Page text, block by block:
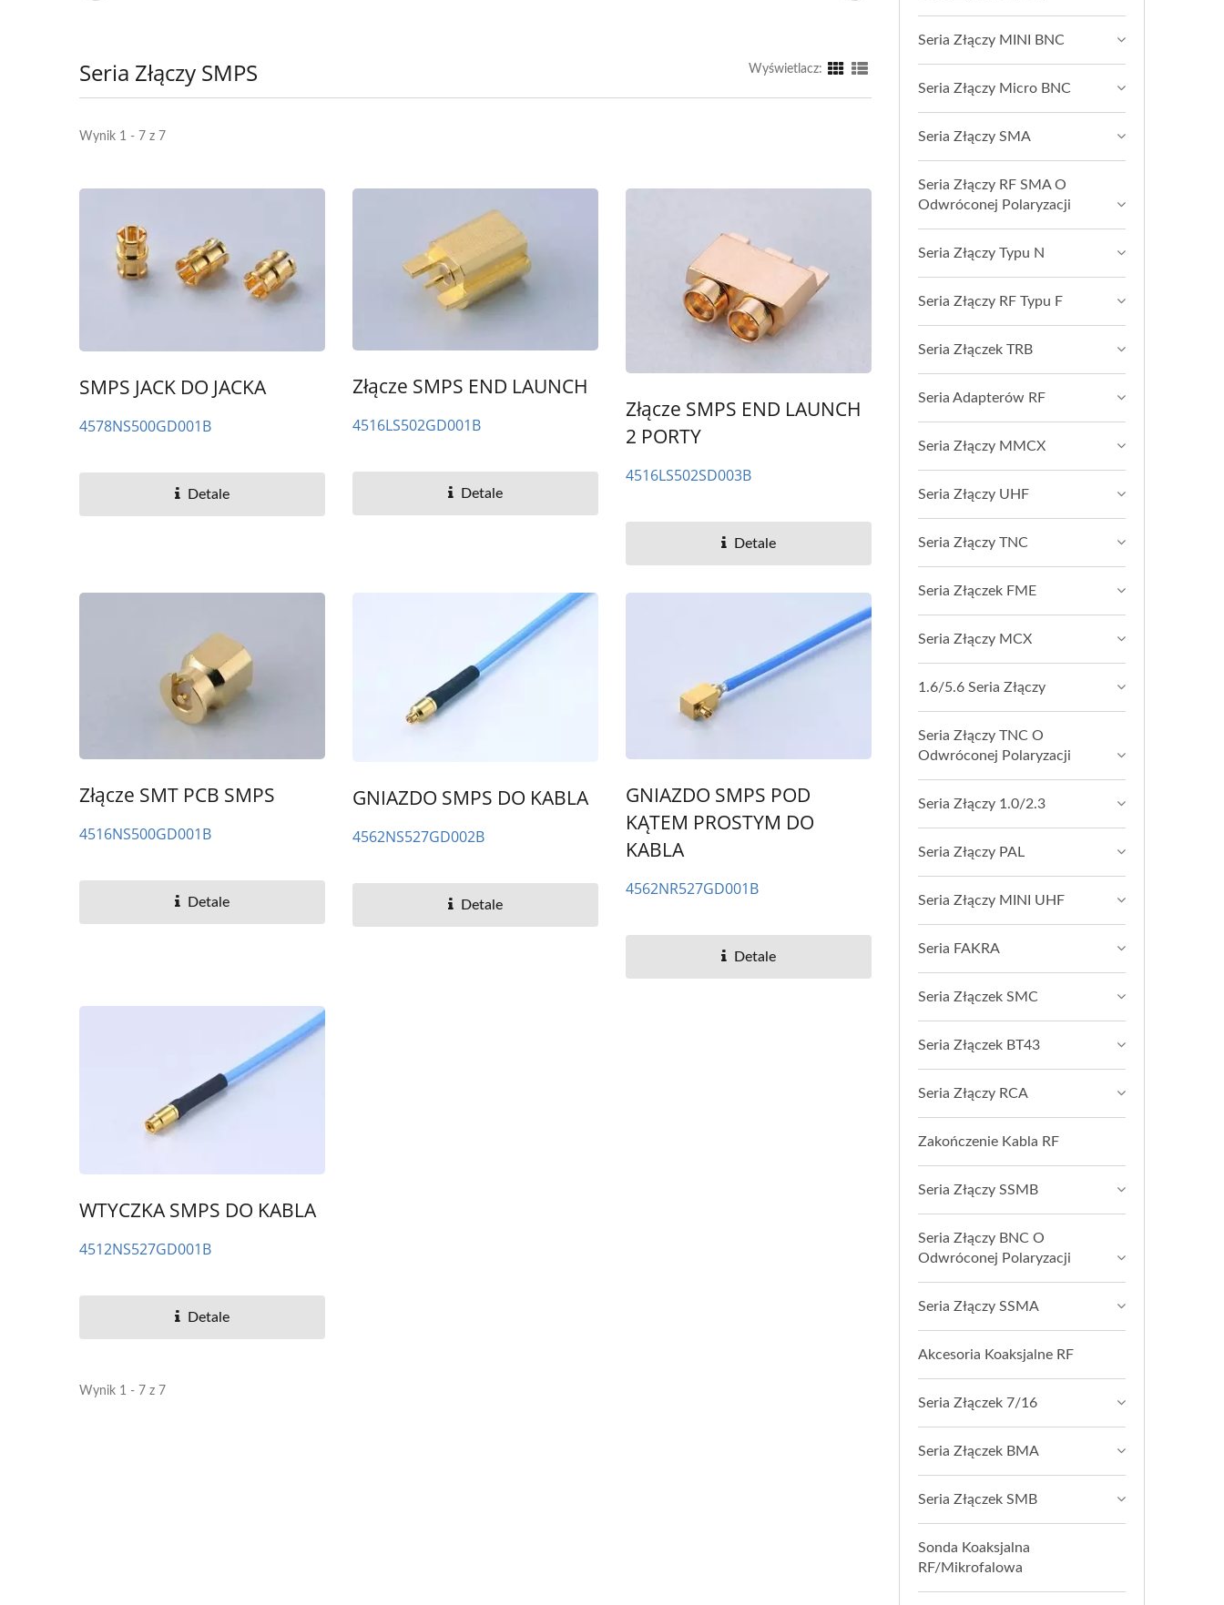
Seria Złączy SMPS Wyświetlacz:
Wynik 1 - 7 z 7
SMPS JACK DO JACKA
4578NS500GD001B
Detale
Złącze SMPS END LAUNCH
4516LS502GD001B
Detale
Złącze SMPS END LAUNCH
2 PORTY
4516LS502SD003B
Detale
Złącze SMT PCB SMPS
4516NS500GD001B
Detale
GNIAZDO SMPS DO KABLA
4562NS527GD002B
Detale
GNIAZDO SMPS POD
KĄTEM PROSTYM DO
KABLA
4562NR527GD001B
Detale
WTYCZKA SMPS DO KABLA
4512NS527GD001B
Detale
Wynik 1 - 7 z 7
Seria Złączy MINI BNC
Seria Złączy Micro BNC
Seria Złączy SMA
Seria Złączy RF SMA O
Odwróconej Polaryzacji
Seria Złączy Typu N
Seria Złączy RF Typu F
Seria Złączek TRB
Seria Adapterów RF
Seria Złączy MMCX
Seria Złączy UHF
Seria Złączy TNC
Seria Złączek FME
Seria Złączy MCX
1.6/5.6 Seria Złączy
Seria Złączy TNC O
Odwróconej Polaryzacji
Seria Złączy 1.0/2.3
Seria Złączy PAL
Seria Złączy MINI UHF
Seria FAKRA
Seria Złączek SMC
Seria Złączek BT43
Seria Złączy RCA
Zakończenie Kabla RF
Seria Złączy SSMB
Seria Złączy BNC O
Odwróconej Polaryzacji
Seria Złączy SSMA
Akcesoria Koaksjalne RF
Seria Złączek 7/16
Seria Złączek BMA
Seria Złączek SMB
Sonda Koaksjalna
RF/Mikrofalowa